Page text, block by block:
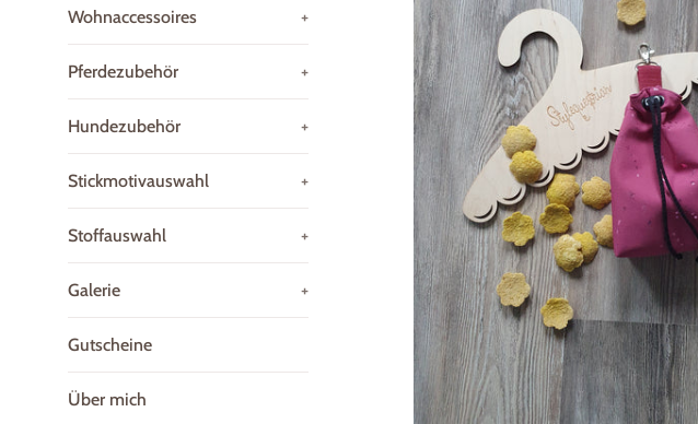
Wohnaccessoires +
Pferdezubehör +
Hundezubehör +
Stickmotivauswahl +
Stoffauswahl +
Galerie +
Gutscheine
Über mich